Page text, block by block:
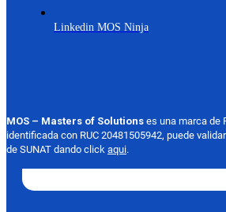
Linkedin MOS Ninja
MOS – Masters of Solutions es una marca de
identificada con RUC 20481505942, puede
de SUNAT dando click aqui.